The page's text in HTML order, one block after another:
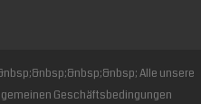
Alle unsere
Geschäftsbedingungen